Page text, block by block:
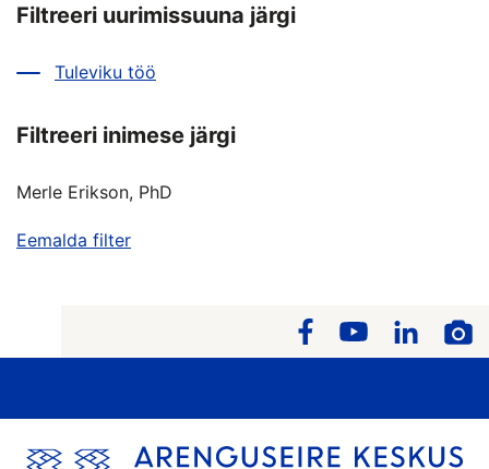
Filtreeri uurimissuuna järgi
Tuleviku töö
Filtreeri inimese järgi
Merle Erikson, PhD
Eemalda filter